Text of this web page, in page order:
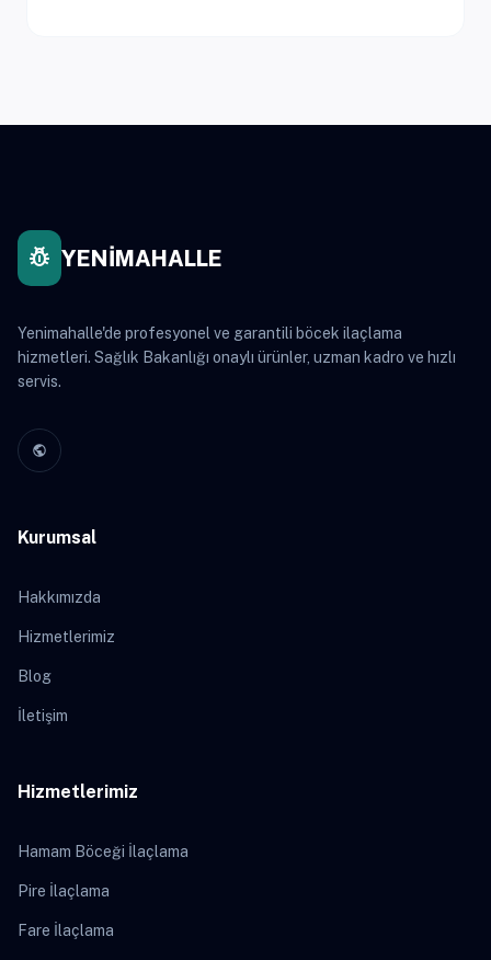
pest_control YENİMAHALLE
Yenimahalle'de profesyonel ve garantili böcek ilaçlama
hizmetleri. Sağlık Bakanlığı onaylı ürünler, uzman kadro ve hızlı
servis.
public
Kurumsal
Hakkımızda
Hizmetlerimiz
Blog
İletişim
Hizmetlerimiz
Hamam Böceği İlaçlama
Pire İlaçlama
Fare İlaçlama